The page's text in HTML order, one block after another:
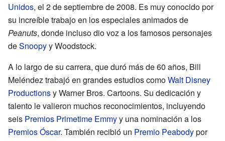
Unidos, el 2 de septiembre de 2008. Es muy conocido por
su increíble trabajo en los especiales animados de
Peanuts, donde incluso dio voz a los famosos personajes
deSnoopyy Woodstock.
A lo largo de su carrera, que duró más de 60 años, Bill
Meléndez trabajó en grandes estudios comoWalt Disney
Productionsy Warner Bros. Cartoons. Su dedicación y
talento le valieron muchos reconocimientos, incluyendo
seis Premios Primetime Emmyy una nominación a los
Premios Óscar. También recibió un Premio Peabodypor